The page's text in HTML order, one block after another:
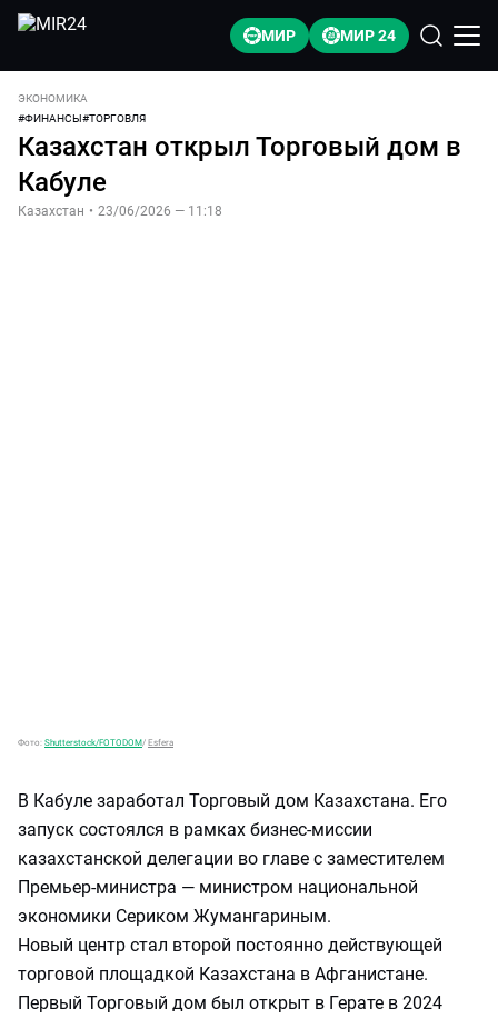
МИР МИР 24
ЭКОНОМИКА
#ФИНАНСЫ#ТОРГОВЛЯ
Казахстан открыл Торговый дом в
Кабуле
Казахстан • 23/06/2026 — 11:18
Фото: Shutterstock/FOTODOM/ Esfera
В Кабуле заработал Торговый дом Казахстана. Его
запуск состоялся в рамках бизнес-миссии
казахстанской делегации во главе с заместителем
Премьер-министра — министром национальной
экономики Сериком Жумангариным.
Новый центр стал второй постоянно действующей
торговой площадкой Казахстана в Афганистане.
Первый Торговый дом был открыт в Герате в 2024